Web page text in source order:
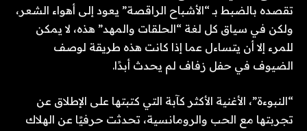
تقصده بالضبط بـ “الأشباح الراقصة” يعود إلى أهواء الشعر،
ولكن في سياق كل لغة “الحلقات والمهد” هذه، لا يمكن
للمرء إلا أن يتساءل عما إذا كانت هذه طريقة لوصف
الضيوف في حفل زفاف لم يحدث أبدًا.
“النبوءة”، الأغنية الأكثر كآبة التي كتبتها على الإطلاق عن
تجربتها مع الحب والرومانسية، تحدثت حرفيًا عن الهلاك